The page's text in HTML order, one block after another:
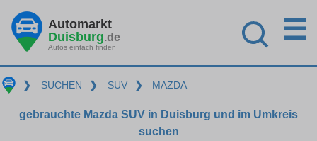
Automarkt
Duisburg.de
Autos einfach finden
☰
❯ SUCHEN ❯ SUV ❯ MAZDA
gebrauchte Mazda SUV in Duisburg und im Umkreis
suchen